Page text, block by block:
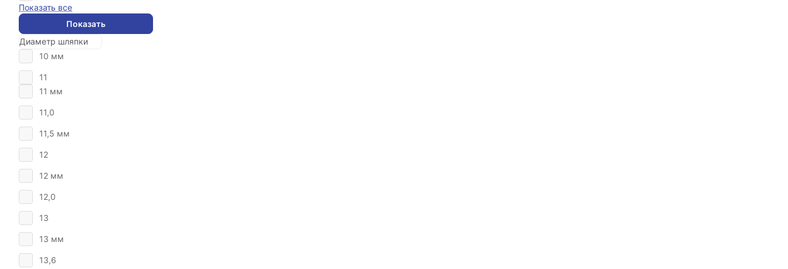
Показать все
Показать
Диаметр шляпки
10 мм
11
11 мм
11,0
11,5 мм
12
12 мм
12,0
13
13 мм
13,6